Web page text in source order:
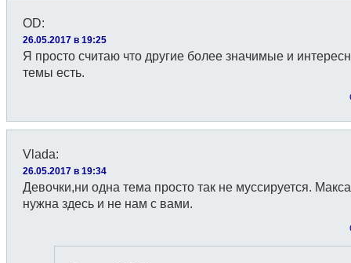
OD:
26.05.2017 в 19:25
Я просто считаю что другие более значимые и
темы есть.
Vlada:
26.05.2017 в 19:34
Девочки,ни одна тема просто так не муссируется.
нужна здесь и не нам с вами.